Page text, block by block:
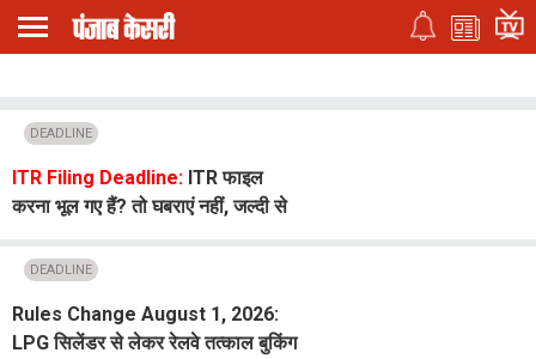
DEADLINE
ITR Filing Deadline: ITR फाइल
करना भूल गए हैं? तो घबराएं नहीं, जल्दी से
DEADLINE
Rules Change August 1, 2026:
LPG सिलेंडर से लेकर रेलवे तत्काल बुकिंग